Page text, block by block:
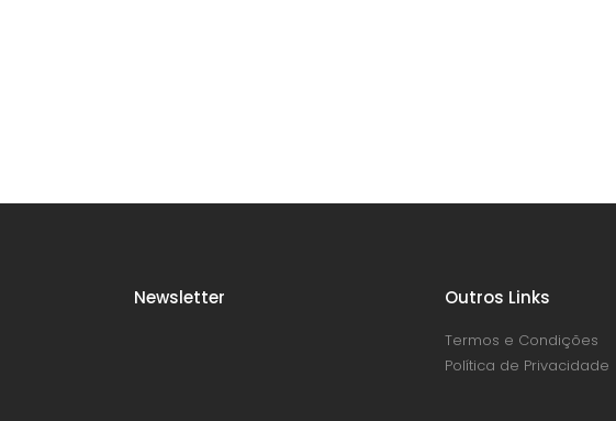
Newsletter Outros Links
Termos e Condições
Política de Privacidade